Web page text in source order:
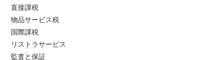
直接課税
物品サービス税
国際課税
リストラサービス
監査と保証